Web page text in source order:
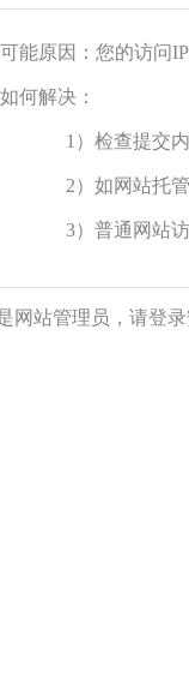
可能原因：您的访问
如何解决：
1）检查提交
2）如网站托
3）普通网站
网站管理员，请登